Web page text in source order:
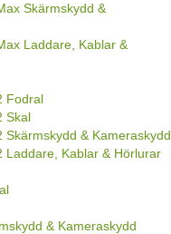
Skärmskydd &
Laddare, Kablar &
Fodral
Skal
Skärmskydd & Kameraskydd
Laddare, Kablar & Hörlurar
& Kameraskydd